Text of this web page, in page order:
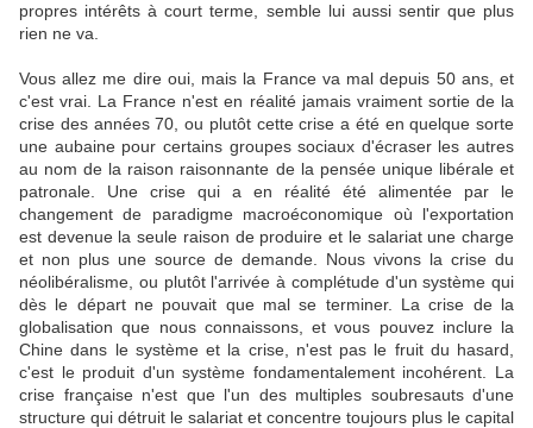
propres intérêts à court terme, semble lui aussi sentir que plus
rien ne va.
Vous allez me dire oui, mais la France va mal depuis 50 ans, et
c'est vrai. La France n'est en réalité jamais vraiment sortie de la
crise des années 70, ou plutôt cette crise a été en quelque sorte
une aubaine pour certains groupes sociaux d'écraser les autres
au nom de la raison raisonnante de la pensée unique libérale et
patronale. Une crise qui a en réalité été alimentée par le
changement de paradigme macroéconomique où l'exportation
est devenue la seule raison de produire et le salariat une charge
et non plus une source de demande. Nous vivons la crise du
néolibéralisme, ou plutôt l'arrivée à complétude d'un système qui
dès le départ ne pouvait que mal se terminer. La crise de la
globalisation que nous connaissons, et vous pouvez inclure la
Chine dans le système et la crise, n'est pas le fruit du hasard,
c'est le produit d'un système fondamentalement incohérent. La
crise française n'est que l'un des multiples soubresauts d'une
structure qui détruit le salariat et concentre toujours plus le capital